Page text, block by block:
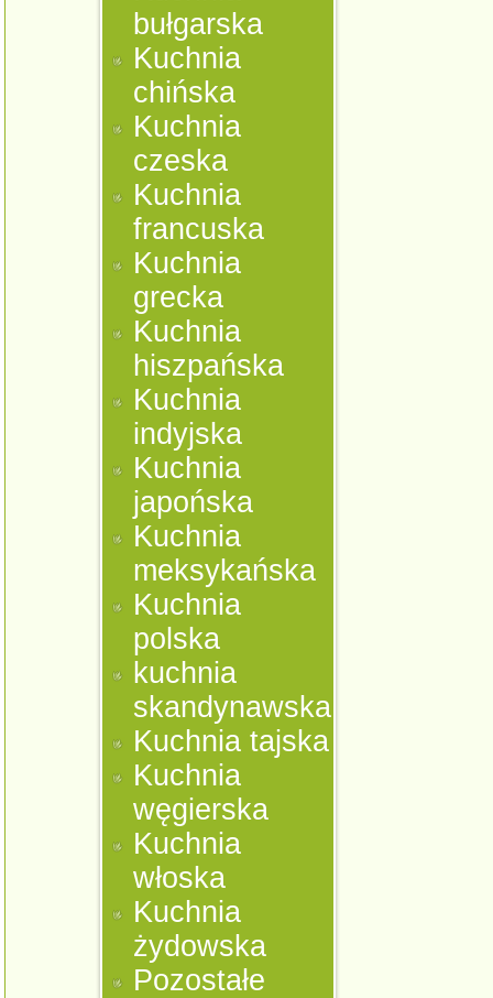
bułgarska
Kuchnia
chińska
Kuchnia
czeska
Kuchnia
francuska
Kuchnia
grecka
Kuchnia
hiszpańska
Kuchnia
indyjska
Kuchnia
japońska
Kuchnia
meksykańska
Kuchnia
polska
kuchnia
skandynawska
Kuchnia tajska
Kuchnia
węgierska
Kuchnia
włoska
Kuchnia
żydowska
Pozostałe